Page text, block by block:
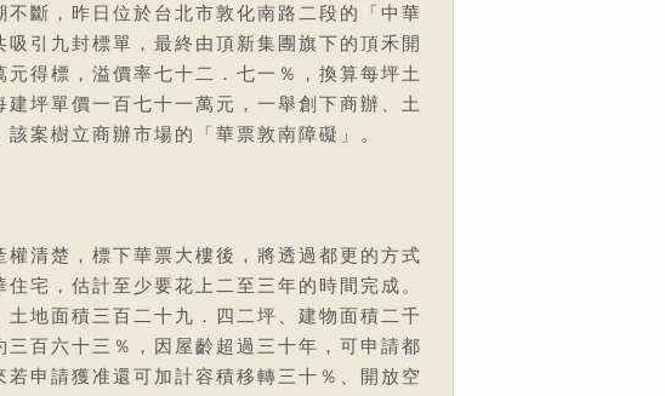
斷，昨日位於台北市敦化南路二段的「中華
引九封標單，最終由頂新集團旗下的頂禾開
得標，溢價率七十二．七一％，換算每坪土
坪單價一百七十一萬元，一舉創下商辦、土
案樹立商辦市場的「華票敦南障礙」。
清楚，標下華票大樓後，將透過都更的方式
宅，估計至少要花上二至三年的時間完成。
地面積三百二十九．四二坪、建物面積二千
百六十三％，因屋齡超過三十年，可申請都
申請獲准還可加計容積移轉三十％、開放空